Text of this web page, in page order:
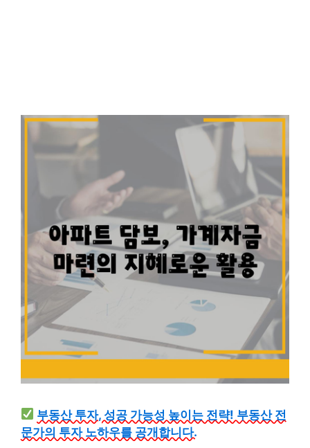
부동산 투자, 성공 가능성 높이는 전략! 부동산 전
문가의 투자 노하우를 공개합니다.